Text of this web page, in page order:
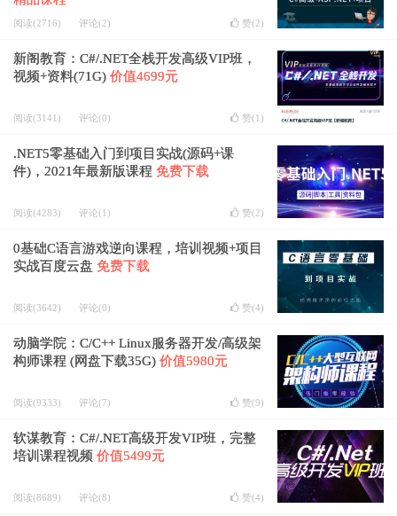
阅读(2716) 评论(2) 赞(2)
新阁教育：C#/.NET全栈开发高级VIP班，
视频+资料(71G) 价值4699元
阅读(3141) 评论(0) 赞(1 )
.NET5零基础入门到项目实战(源码+课
件)，2021年最新版课程 免费下载
阅读(4283) 评论(1) 赞(2)
0基础C语言游戏逆向课程，培训视频+项目
实战百度云盘 免费下载
阅读(3642) 评论(0) 赞(4)
动脑学院：C/C++ Linux服务器开发/高级架
构师课程 (网盘下载35G) 价值5980元
阅读(9333) 评论(7) 赞(9)
软谋教育：C#/.NET高级开发VIP班，完整
培训课程视频 价值5499元
阅读(8689) 评论(8) 赞(4)